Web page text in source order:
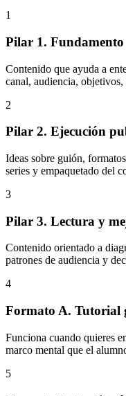
1
Pilar 1. Fundamento
Contenido que ayuda a
canal, audiencia,
2
Pilar 2. Ejecución
Ideas sobre guión,
series y empaquetado del
3
Pilar 3. Lectura y
Contenido orientado a
patrones de audiencia y
4
Formato A. Tutorial
Funciona cuando quieres
marco mental que el
5